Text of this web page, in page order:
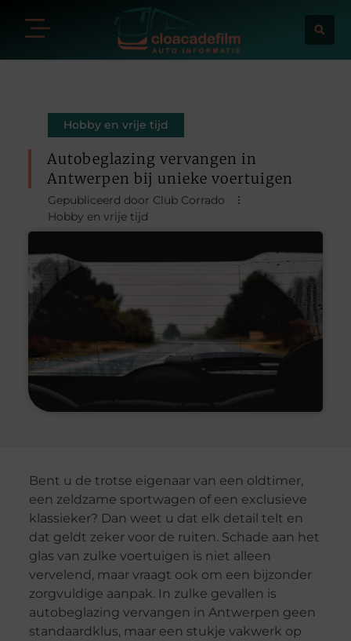
Hobby en vrije tijd
Autobeglazing vervangen in
Antwerpen bij unieke voertuigen
Gepubliceerd door Club Corrado
Hobby en vrije tijd
Bent u de trotse eigenaar van een oldtimer,
een zeldzame sportwagen of een exclusieve
klassieker? Dan weet u dat elk detail telt en
dat geldt zeker voor de ruiten. Schade aan het
glas van zulke voertuigen is niet alleen
vervelend, maar vraagt ook om een bijzonder
zorgvuldige aanpak. In zulke gevallen is
autobeglazing vervangen in Antwerpen geen
standaardklus, maar een stukje vakwerk op